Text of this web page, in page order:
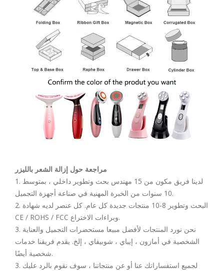
مراجعة حول إزالة الشعر بالليزر
1. لدينا فريق مكون من 15 مهندس بحث وتطوير داخلي ، بمتوسط
10 سنوات من الخبرة المهنية في صناعة أجهزة التجميل.
2. البحث وتطوير 8-10 منتجات جديدة كل عام. كل عنصر لديه شهادة
CE / ROHS / FCC وبراءات الاختراع.
3. نحن نورد المنتجات لأفضل مبيعا مستحضرات التجميل والعناية
الشخصية في أمازون ، إيباي ، شوبيفاي ، إلخ. يقدم فريقنا خدمات
شخصية أيضًا.
3. لجميع استفساراتك عنا أو عن منتجاتنا ، سوف نقوم بالرد عليك